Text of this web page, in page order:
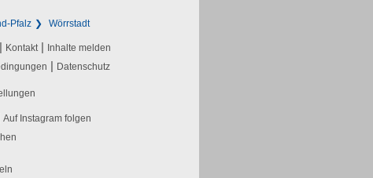
Pfalz Wörrstadt
| Kontakt | Inhalte melden
| Datenschutz
Auf Instagram folgen